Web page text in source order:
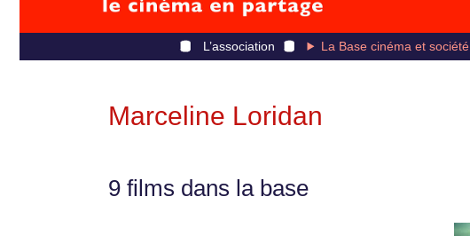
L’association La Base cinéma et société
Marceline Loridan
9 films dans la base